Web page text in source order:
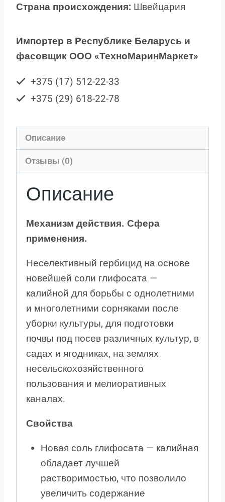
Страна происхождения: Швейцария
Импортер в Республике Беларусь и
фасовщик ООО «ТехноМаринМаркет»
+375 (17) 512-22-33
+375 (29) 618-22-78
Описание
Отзывы (0)
Описание
Механизм действия. Сфера
применения.
Неселективный гербицид на основе
новейшей соли глифосата —
калийной для борьбы с однолетними
и многолетними сорняками после
уборки культуры, для подготовки
почвы под посев различных культур, в
садах и ягодниках, на землях
несельскохозяйственного
пользования и мелиоративных
каналах.
Свойства
Новая соль глифосата — калийная
обладает лучшей
растворимостью, что позволило
увеличить содержание